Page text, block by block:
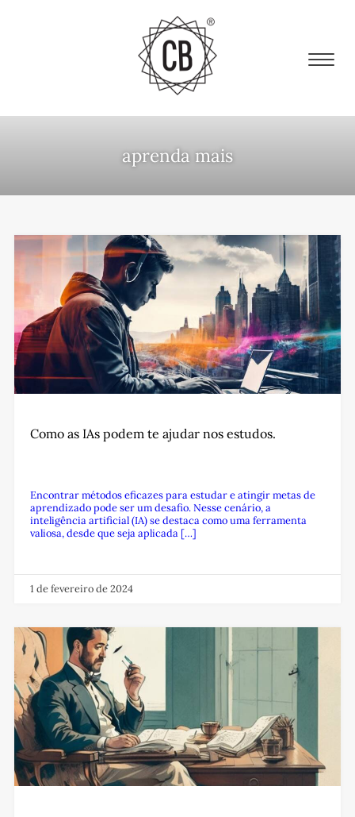
aprenda mais
Como as IAs podem te ajudar nos estudos.
Encontrar métodos eficazes para estudar e atingir metas de
aprendizado pode ser um desafio. Nesse cenário, a
inteligência artificial (IA) se destaca como uma ferramenta
valiosa, desde que seja aplicada […]
1 de fevereiro de 2024